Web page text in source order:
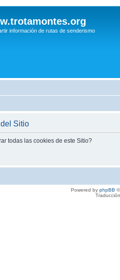
información de rutas de senderismo
Sitio
todas las cookies de este Sitio?
Powered by phpBB